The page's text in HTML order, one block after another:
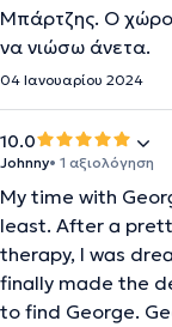
Μπάρτζης. Ο
να νιώσω άνετα.
04 Ιανουαρίου 2024
10.0
Johnny• 1 αξιολόγηση
My time with
least. After a
therapy, I was
finally made the
to find George.